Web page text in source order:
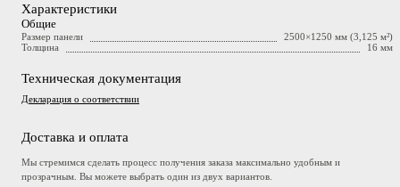
Характеристики
Общие
Размер панели
2500×1250 мм (3,125 м²)
Толщина
16 мм
Техническая документация
Декларация о соответствии
Доставка и оплата
Мы стремимся сделать процесс получения заказа максимально удобным и
прозрачным. Вы можете выбрать один из двух вариантов.